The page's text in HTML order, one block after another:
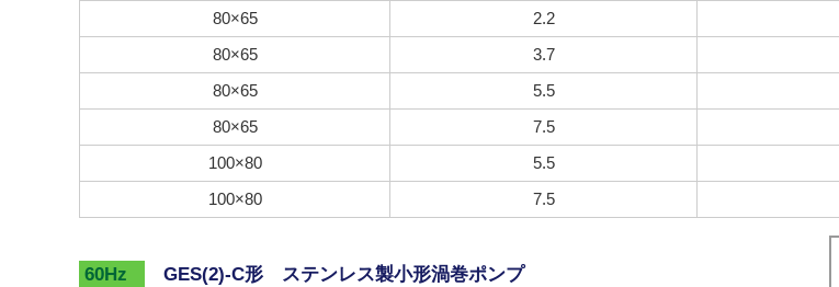
80×65
2.2
80×65
3.7
80×65
5.5
80×65
7.5
100×80
5.5
100×80
7.5
60Hz GES(2)-C形 ステンレス製小形渦巻ポンプ